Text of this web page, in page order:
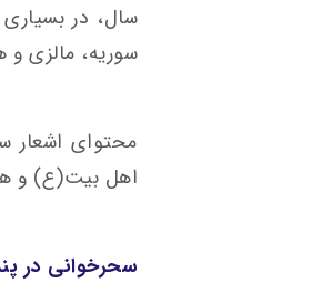
سال، در
سوریه، مالزی
محتوای اشعار
اهل بیت(ع) و
سحرخوانی در